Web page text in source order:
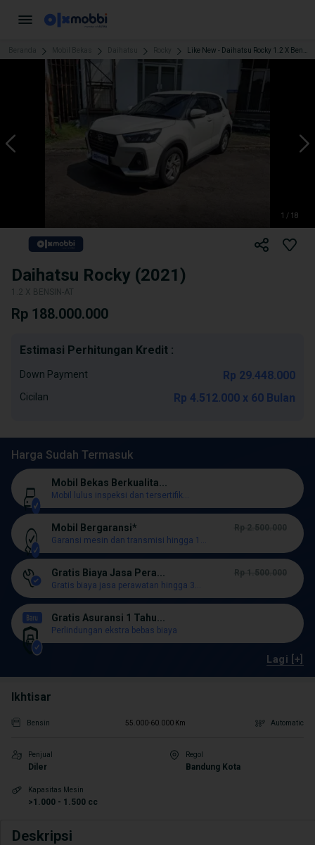
1 / 18
Daihatsu Rocky (2021)
1.2 X BENSIN-AT
Rp 188.000.000
Estimasi Perhitungan Kredit :
Down Payment Rp 29.448.000
Cicilan Rp 4.512.000 x 60 Bulan
Harga Sudah Termasuk
Mobil Bekas Berkualita...
Mobil lulus inspeksi dan tersertifik...
Mobil Bergaransi*
Rp 2.500.000
Garansi mesin dan transmisi hingga 1...
Gratis Biaya Jasa Pera...
Rp 1.500.000
Gratis biaya jasa perawatan hingga 3...
Gratis Asuransi 1 Tahu...
Perlindungan ekstra bebas biaya
Lagi [+]
Ikhtisar
Bensin 55.000-60.000 Km Automatic
Penjual
Diler
Regol
Bandung Kota
Kapasitas Mesin
>1.000 - 1.500 cc
Deskripsi